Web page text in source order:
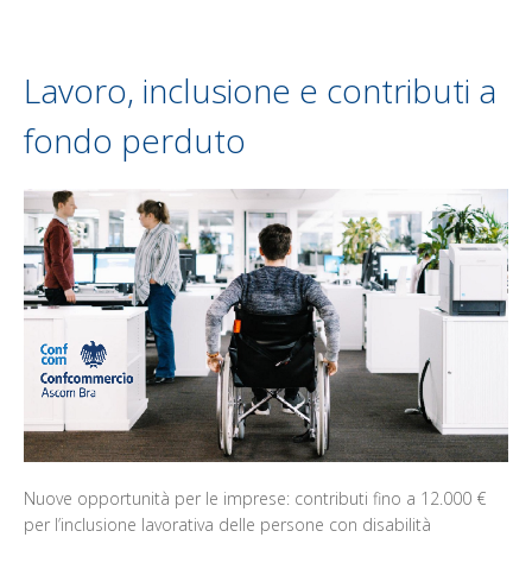
Lavoro, inclusione e contributi a
fondo perduto
Nuove opportunità per le imprese: contributi fino a 12.000 €
per l’inclusione lavorativa delle persone con disabilità